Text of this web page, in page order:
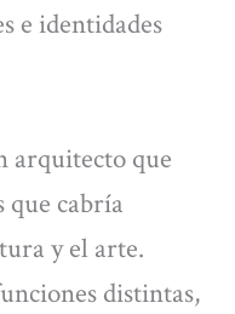
e identidades
arquitecto que
que cabría
y el arte.
distintas,